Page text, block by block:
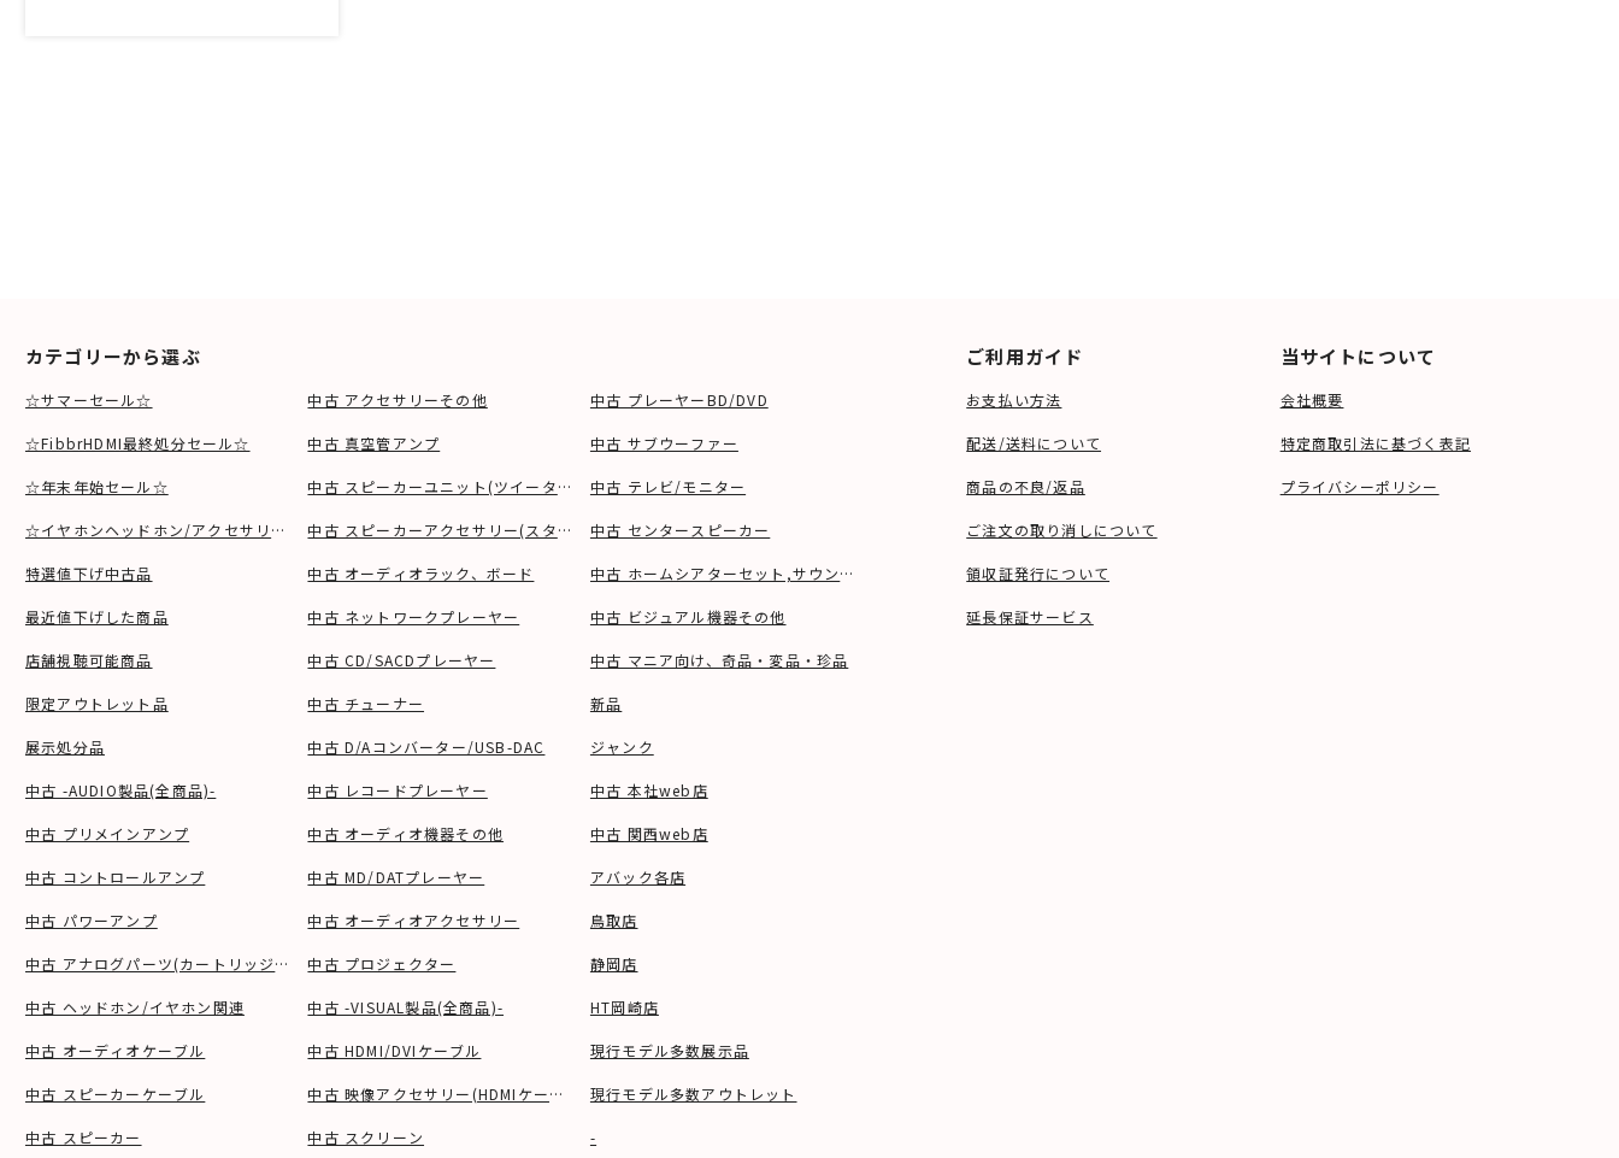
カテゴリーから選ぶ
☆サマーセール☆
☆FibbrHDMI最終処分セール☆
☆年末年始セール☆
☆イヤホンヘッドホン/アクセサリSALE☆
特選値下げ中古品
最近値下げした商品
店舗視聴可能商品
限定アウトレット品
展示処分品
中古 -AUDIO製品(全商品)-
中古 プリメインアンプ
中古 コントロールアンプ
中古 パワーアンプ
中古 アナログパーツ(カートリッジ、シェル等)
中古 ヘッドホン/イヤホン関連
中古 オーディオケーブル
中古 スピーカーケーブル
中古 スピーカー
中古 アクセサリーその他
中古 真空管アンプ
中古 スピーカーユニット(ツイーター、ウーファー等)
中古 スピーカーアクセサリー(スタンド等)
中古 オーディオラック、ボード
中古 ネットワークプレーヤー
中古 CD/SACDプレーヤー
中古 チューナー
中古 D/Aコンバーター/USB-DAC
中古 レコードプレーヤー
中古 オーディオ機器その他
中古 MD/DATプレーヤー
中古 オーディオアクセサリー
中古 プロジェクター
中古 -VISUAL製品(全商品)-
中古 HDMI/DVIケーブル
中古 映像アクセサリー(HDMIケーブル等)
中古 スクリーン
中古 プレーヤーBD/DVD
中古 サブウーファー
中古 テレビ/モニター
中古 センタースピーカー
中古 ホームシアターセット,サウンドバー
中古 ビジュアル機器その他
中古 マニア向け、奇品・変品・珍品
新品
ジャンク
中古 本社web店
中古 関西web店
アバック各店
鳥取店
静岡店
HT岡崎店
現行モデル多数展示品
現行モデル多数アウトレット
-
ご利用ガイド
お支払い方法
配送/送料について
商品の不良/返品
ご注文の取り消しについて
領収証発行について
延長保証サービス
当サイトについて
会社概要
特定商取引法に基づく表記
プライバシーポリシー